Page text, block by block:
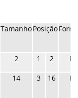
TamanhoPosição
2 1 2 N
14 3 16 N